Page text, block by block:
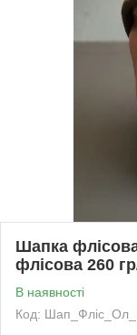
Шапка
флісова 260
В наявності
Код: